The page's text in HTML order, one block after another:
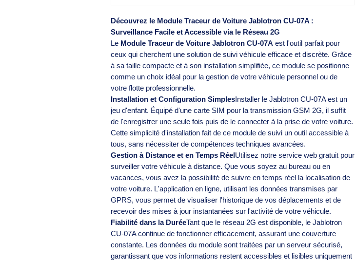
Découvrez le Module Traceur de Voiture Jablotron CU-07A :
Surveillance Facile et Accessible via le Réseau 2G
Le Module Traceur de Voiture Jablotron CU-07A est l'outil parfait pour
ceux qui cherchent une solution de suivi véhicule efficace et discrète. Grâce
à sa taille compacte et à son installation simplifiée, ce module se positionne
comme un choix idéal pour la gestion de votre véhicule personnel ou de
votre flotte professionnelle.
Installation et Configuration SimplesInstaller le Jablotron CU-07A est un
jeu d'enfant. Équipé d'une carte SIM pour la transmission GSM 2G, il suffit
de l'enregistrer une seule fois puis de le connecter à la prise de votre voiture.
Cette simplicité d'installation fait de ce module de suivi un outil accessible à
tous, sans nécessiter de compétences techniques avancées.
Gestion à Distance et en Temps RéelUtilisez notre service web gratuit pour
surveiller votre véhicule à distance. Que vous soyez au bureau ou en
vacances, vous avez la possibilité de suivre en temps réel la localisation de
votre voiture. L'application en ligne, utilisant les données transmises par
GPRS, vous permet de visualiser l'historique de vos déplacements et de
recevoir des mises à jour instantanées sur l'activité de votre véhicule.
Fiabilité dans la DuréeTant que le réseau 2G est disponible, le Jablotron
CU-07A continue de fonctionner efficacement, assurant une couverture
constante. Les données du module sont traitées par un serveur sécurisé,
garantissant que vos informations restent accessibles et lisibles uniquement